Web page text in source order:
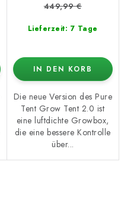
Lieferzeit: 7 Tage
449,99 €
IN DEN KORB
Die neue Version des Pure
Tent Grow Tent 2.0 ist
eine luftdichte Growbox,
die eine bessere Kontrolle
über...